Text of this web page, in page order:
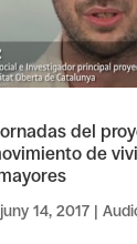
del
de
juny 14, 2017|